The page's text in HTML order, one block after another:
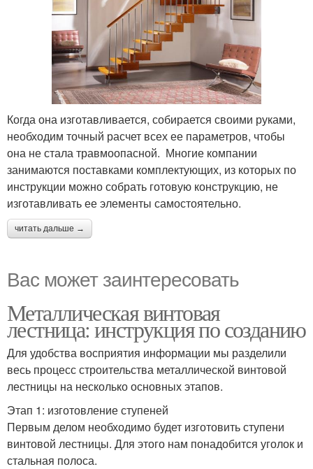
Когда она изготавливается, собирается своими руками,
необходим точный расчет всех ее параметров, чтобы
она не стала травмоопасной. Многие компании
занимаются поставками комплектующих, из которых по
инструкции можно собрать готовую конструкцию, не
изготавливать ее элементы самостоятельно.
читать дальше →
Вас может заинтересовать
Металлическая винтовая
лестница: инструкция по созданию
Для удобства восприятия информации мы разделили
весь процесс строительства металлической винтовой
лестницы на несколько основных этапов.
Этап 1: изготовление ступеней
Первым делом необходимо будет изготовить ступени
винтовой лестницы. Для этого нам понадобится уголок и
стальная полоса.